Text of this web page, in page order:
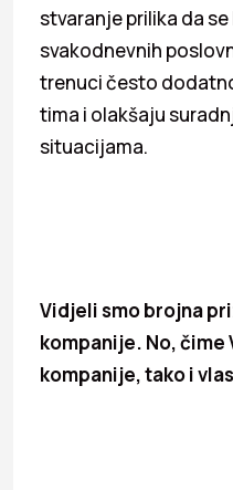
stvaranje prilika da
svakodnevnih
trenuci često
tima i olakšaju
situacijama.
Vidjeli smo brojna
kompanije. No,
kompanije, tako i